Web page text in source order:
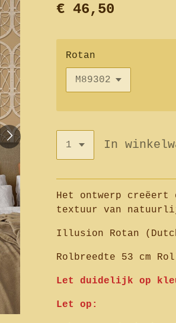
€ 46,50
Rotan
In
Het ontwerp
textuur van
Illusion Rotan
Rolbreedte 53 cm
Let duidelijk op
Let op: